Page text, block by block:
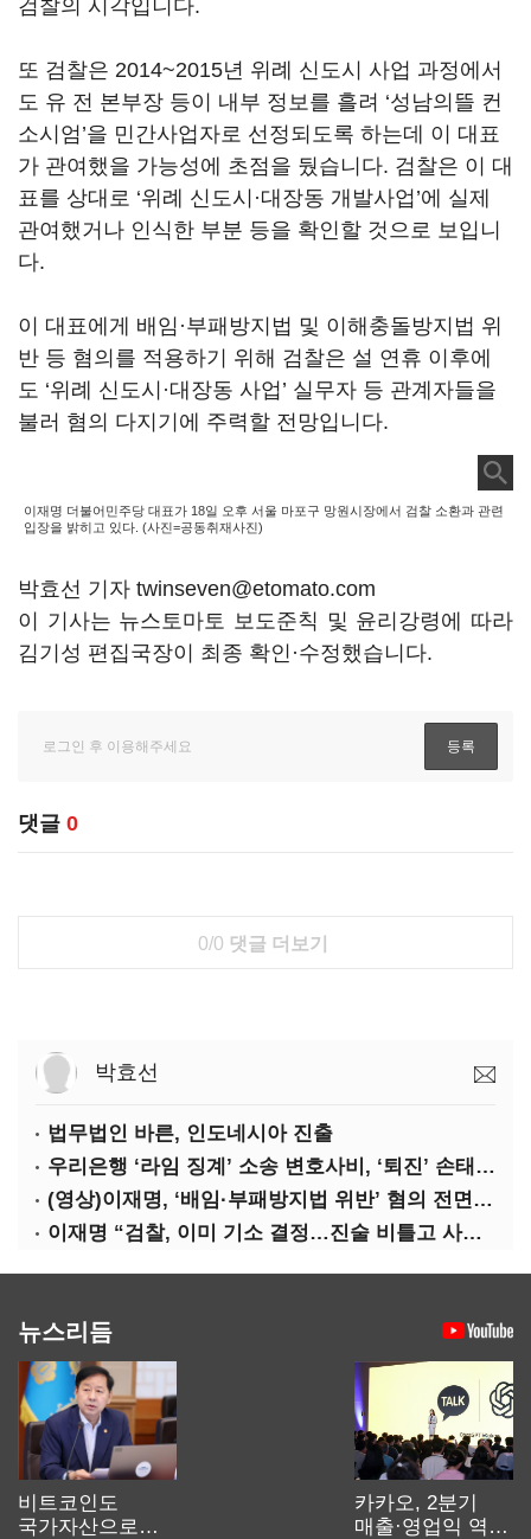
검찰의 시각입니다.
또 검찰은 2014~2015년 위례 신도시 사업 과정에서
도 유 전 본부장 등이 내부 정보를 흘려 ‘성남의뜰 컨
소시엄’을 민간사업자로 선정되도록 하는데 이 대표
가 관여했을 가능성에 초점을 뒀습니다. 검찰은 이 대
표를 상대로 ‘위례 신도시·대장동 개발사업’에 실제
관여했거나 인식한 부분 등을 확인할 것으로 보입니
다.
이 대표에게 배임·부패방지법 및 이해충돌방지법 위
반 등 혐의를 적용하기 위해 검찰은 설 연휴 이후에
도 ‘위례 신도시·대장동 사업’ 실무자 등 관계자들을
불러 혐의 다지기에 주력할 전망입니다.
이재명 더불어민주당 대표가 18일 오후 서울 마포구 망원시장에서 검찰 소환과 관련
입장을 밝히고 있다. (사진=공동취재사진)
박효선 기자 twinseven@etomato.com
이 기사는 뉴스토마토 보도준칙 및 윤리강령에 따라
김기성 편집국장이 최종 확인·수정했습니다.
댓글 0
0/0 댓글 더보기
박효선
법무법인 바른, 인도네시아 진출
우리은행 ‘라임 징계’ 소송 변호사비, ‘퇴진’ 손태승 회장 개인이 납부하나
(영상)이재명, ‘배임·부패방지법 위반’ 혐의 전면 반박(종합)
이재명 “검찰, 이미 기소 결정…진술 비틀고 사건 조작에 악용”
뉴스리듬
비트코인도
국가자산으로…'
카카오, 2분기
매출·영업익 역대